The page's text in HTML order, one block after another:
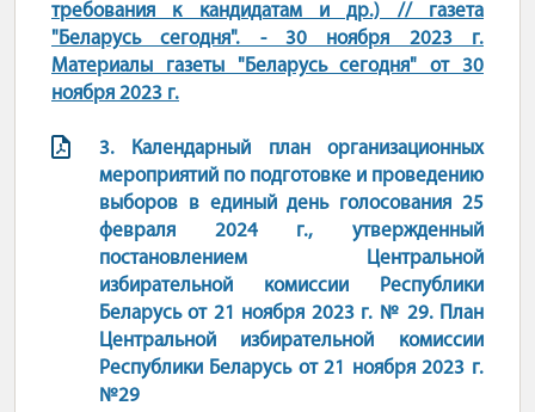
требования к кандидатам и др.) // газета
"Беларусь сегодня". - 30 ноября 2023 г.
Материалы газеты "Беларусь сегодня" от 30
ноября 2023 г.
3.
Календарный план организационных
мероприятий по подготовке и проведению
выборов в единый день голосования 25
февраля 2024 г., утвержденный
постановлением Центральной
избирательной комиссии Республики
Беларусь от 21 ноября 2023 г. № 29. План
Центральной избирательной комиссии
Республики Беларусь от 21 ноября 2023 г.
№29